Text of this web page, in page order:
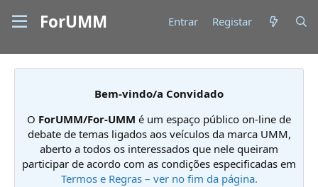
ForUMM Entrar Registar
Bem-vindo/a Convidado
O ForUMM/For-UMM é um espaço público on-line de
debate de temas ligados aos veículos da marca UMM,
aberto a todos os interessados que nele queiram
participar de acordo com as condições especificadas em
Termos e Regras – ver no fim da página.